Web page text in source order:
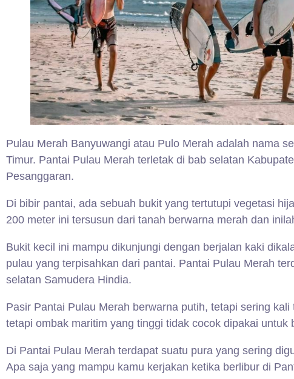
Pulau Merah Banyuwangi atau Pulo Merah adalah nama
Timur. Pantai Pulau Merah terletak di bab selatan
Pesanggaran.
Di bibir pantai, ada sebuah bukit yang tertutupi vegetasi
200 meter ini tersusun dari tanah berwarna merah dan
Bukit kecil ini mampu dikunjungi dengan berjalan kaki
pulau yang terpisahkan dari pantai. Pantai Pulau Merah
selatan Samudera Hindia.
Pasir Pantai Pulau Merah berwarna putih, tetapi sering
tetapi ombak maritim yang tinggi tidak cocok dipakai untuk
Di Pantai Pulau Merah terdapat suatu pura yang sering
Apa saja yang mampu kamu kerjakan ketika berlibur di